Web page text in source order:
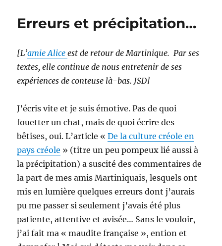
vue
liberté
du
(collaborations
Erreurs et précipitation…
[L’amie Aliceest de retour de Martinique. Par ses
textes, elle continue de nous entretenir de ses
expériences de conteuse là-bas. JSD]
J’écris vite et je suis émotive. Pas de quoi
fouetter un chat, mais de quoi écrire des
bêtises, oui. L’article «De la culture créole en
pays créole » (titre un peu pompeux lié aussi à
la précipitation) a suscité des commentaires de
la part de mes amis Martiniquais, lesquels ont
mis en lumière quelques erreurs dont j’aurais
pu me passer si seulement j’avais été plus
patiente, attentive et avisée… Sans le vouloir,
j’ai fait ma « maudite française », ention et